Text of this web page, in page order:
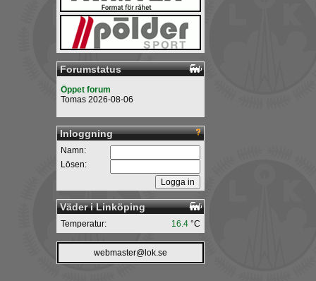
Forumstatus
Öppet forum
Tomas 2026-08-06
Inloggning
Namn:
Lösen:
Väder i Linköping
16.4 °C
Temperatur:
webmaster@lok.se